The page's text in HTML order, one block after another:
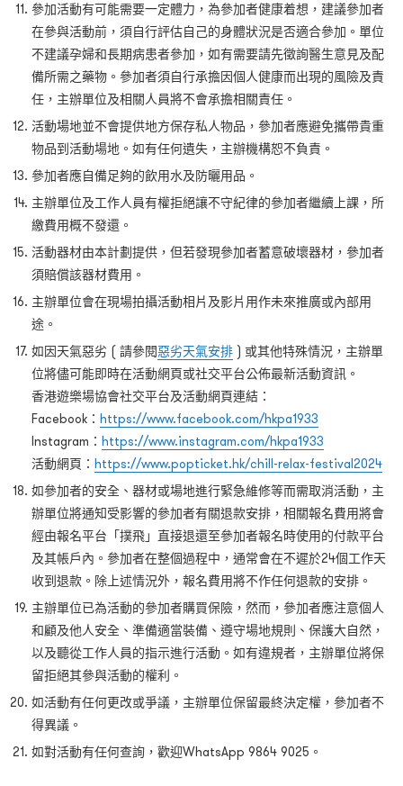
參加活動有可能需要一定體力，為參加者健康着想，建議參加者
在參與活動前，須自行評估自己的身體狀況是否適合參加。單位
不建議孕婦和長期病患者參加，如有需要請先徵詢醫生意見及配
備所需之藥物。參加者須自行承擔因個人健康而出現的風險及責
任，主辦單位及相關人員將不會承擔相關責任。
活動場地並不會提供地方保存私人物品，參加者應避免攜帶貴重
物品到活動場地。如有任何遺失，主辦機構恕不負責。
參加者應自備足夠的飲用水及防曬用品。
主辦單位及工作人員有權拒絕讓不守紀律的參加者繼續上課，所
繳費用概不發還。
活動器材由本計劃提供，但若發現參加者蓄意破壞器材，參加者
須賠償該器材費用。
主辦單位會在現場拍攝活動相片及影片用作未來推廣或內部用
途。
如因天氣惡劣 ( 請參閱惡劣天氣安排 ) 或其他特殊情況，主辦單
位將儘可能即時在活動網頁或社交平台公佈最新活動資訊。
香港遊樂場協會社交平台及活動網頁連結：
Facebook： https://www.facebook.com/hkpa1933
Instagram： https://www.instagram.com/hkpa1933
活動網頁： https://www.popticket.hk/chill-relax-festival2024
如參加者的安全、器材或場地進行緊急維修等而需取消活動，主
辦單位將通知受影響的參加者有關退款安排，相關報名費用將會
經由報名平台「撲飛」直接退還至參加者報名時使用的付款平台
及其帳戶內。參加者在整個過程中，通常會在不遲於24個工作天
收到退款。除上述情況外，報名費用將不作任何退款的安排。
主辦單位已為活動的參加者購買保險，然而，參加者應注意個人
和顧及他人安全、準備適當裝備、遵守場地規則、保護大自然，
以及聽從工作人員的指示進行活動。如有違規者，主辦單位將保
留拒絕其參與活動的權利。
如活動有任何更改或爭議，主辦單位保留最終決定權，參加者不
得異議。
如對活動有任何查詢，歡迎WhatsApp 9864 9025。